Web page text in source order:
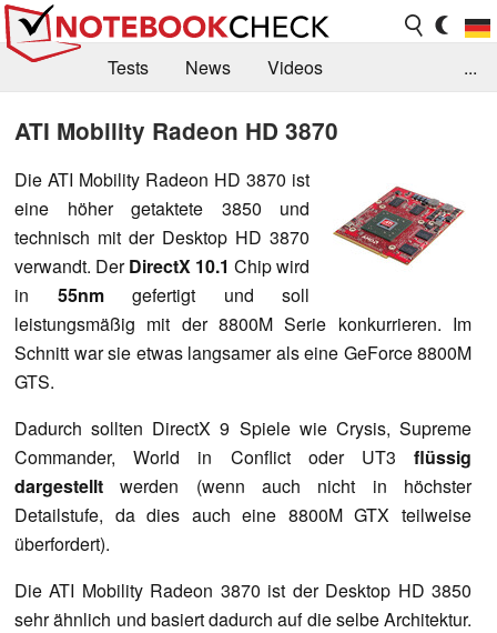
Tests News
Videos
Forum
...
ATI Mobility Radeon HD 3870
Die ATI Mobility Radeon HD 3870 ist
eine höher getaktete 3850 und
technisch mit der Desktop HD 3870
verwandt. DerDirectX 10.1 Chip wird
in 55nmgefertigt und soll
leistungsmäßig mit der 8800M Serie konkurrieren. Im
Schnitt war sie etwas langsamer als eine GeForce 8800M
GTS.
Dadurch sollten DirectX 9 Spiele wie Crysis, Supreme
Commander, World in Conflict oder UT3 flüssig
dargestellt werden (wenn auch nicht in höchster
Detailstufe, da dies auch eine 8800M GTX teilweise
überfordert).
Die ATI Mobility Radeon 3870 ist der Desktop HD 3850
sehr ähnlich und basiert dadurch auf die selbe Architektur.